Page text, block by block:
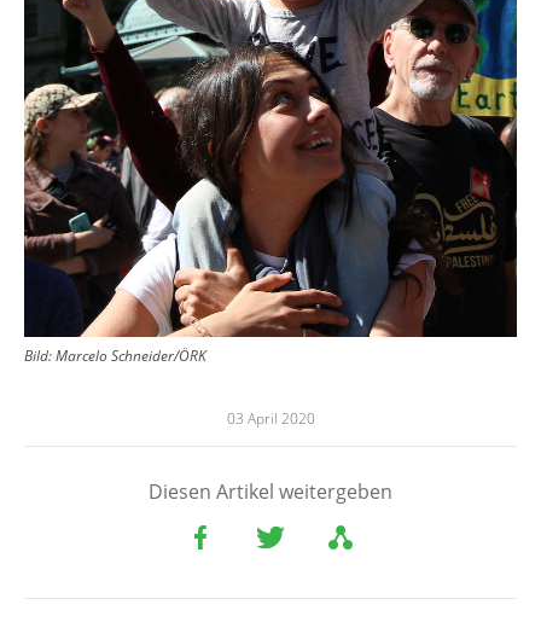
Bild: Marcelo Schneider/ÖRK
03 April 2020
Diesen Artikel weitergeben